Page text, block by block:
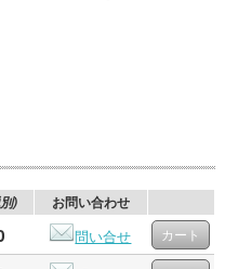
) お問い合わせ
問い合せ